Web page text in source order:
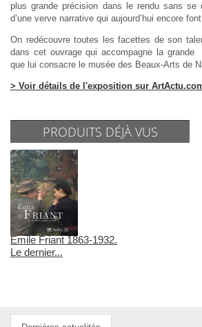
plus grande précision dans le rendu sans se
d’une verve narrative qui aujourd’hui encore
On redécouvre toutes les facettes de son
dans cet ouvrage qui accompagne la grande
que lui consacre le musée des Beaux-Arts de
> Voir détails de l'exposition sur
PRODUITS DÉJÀ VUS
Emile Friant 1863-1932.
Le dernier...